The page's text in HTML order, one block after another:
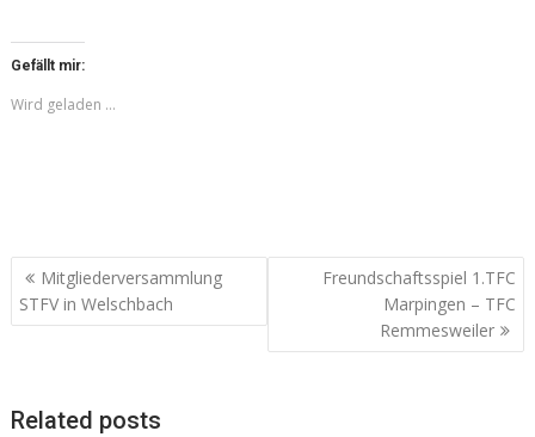
Gefällt mir:
Wird geladen …
Beitragsnavigation
Mitgliederversammlung
STFV in Welschbach
Freundschaftsspiel 1.TFC
Marpingen – TFC
Remmesweiler
Related posts